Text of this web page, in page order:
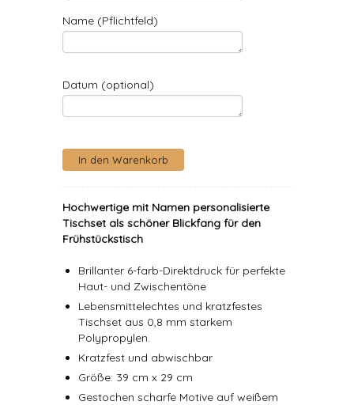
Name (Pflichtfeld)
Datum (optional)
Hochwertige mit Namen personalisierte
Tischset als schöner Blickfang für den
Frühstückstisch
Brillanter 6-farb-Direktdruck für perfekte
Haut- und Zwischentöne
Lebensmittelechtes und kratzfestes
Tischset aus 0,8 mm starkem
Polypropylen.
Kratzfest und abwischbar
Größe: 39 cm x 29 cm
Gestochen scharfe Motive auf weißem